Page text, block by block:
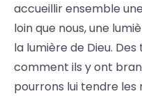
accueillir ensemble
loin que nous, une
la lumière de Dieu.
comment ils y ont
pourrons lui tendre les